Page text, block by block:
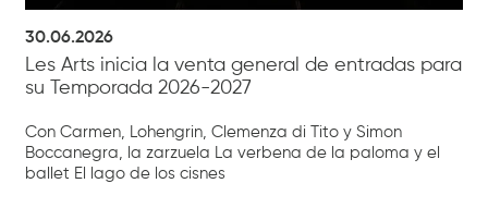
30.06.2026
Les Arts inicia la venta general de entradas para
su Temporada 2026-2027
Con Carmen, Lohengrin, Clemenza di Tito y Simon
Boccanegra, la zarzuela La verbena de la paloma y el
ballet El lago de los cisnes